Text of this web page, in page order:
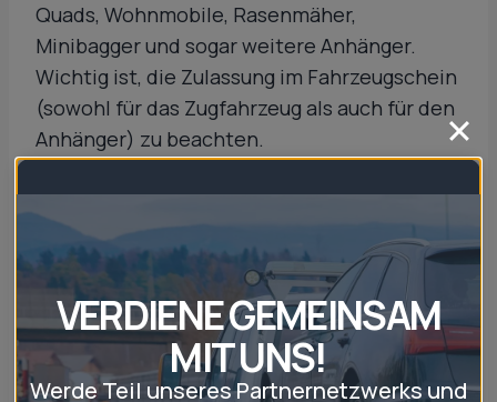
Quads, Wohnmobile, Rasenmäher,
Minibagger und sogar weitere Anhänger.
Wichtig ist, die Zulassung im Fahrzeugschein
(sowohl für das Zugfahrzeug als auch für den
Anhänger) zu beachten.
Fazit:
Autotransportanhänger
oder Abschleppdienst?
VERDIENE GEMEINSAM
MIT UNS!
Werde Teil unseres Partnernetzwerks und